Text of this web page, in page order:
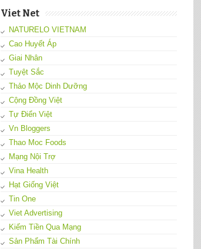
Viet Net
NATURELO VIETNAM
Cao Huyết Áp
Giai Nhân
Tuyệt Sắc
Thảo Mộc Dinh Dưỡng
Cộng Đồng Việt
Tự Điển Việt
Vn Bloggers
Thao Moc Foods
Mạng Nội Trợ
Vina Health
Hạt Giống Việt
Tin One
Viet Advertising
Kiếm Tiền Qua Mạng
Sản Phẩm Tài Chính